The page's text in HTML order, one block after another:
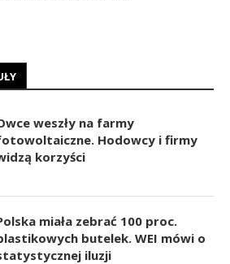
weszły na farmy
Hodowcy i firmy
korzyści
miała zebrać 100 proc.
butelek. WEI mówi o
iluzji